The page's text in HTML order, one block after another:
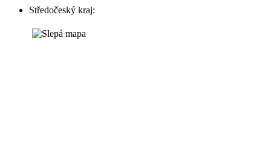
Středočeský kraj: